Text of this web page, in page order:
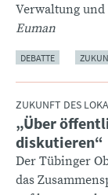
Verwaltung
Euman
DEBATTE
ZUKUNFT DES
:„Über
diskutieren“
Der Tübinger
das